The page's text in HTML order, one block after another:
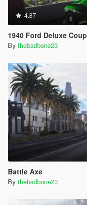
4.87
1940 Ford Deluxe
By thebadbone23
Battle Axe
By thebadbone23